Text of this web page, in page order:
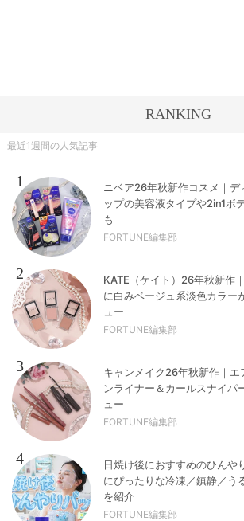
RANKING
最近1週間の人気記事
1
ニベア26年秋新作コスメ｜デ
ップの美容液タイプや2in1ボ
も
FORTUNE編集部
2
KATE（ケイト）26年秋新作
に白みベージュ系淡色カラー
ュー
FORTUNE編集部
3
キャンメイク26年秋新作｜エ
ンライナー＆カールスナイパ
ュー
FORTUNE編集部
4
日焼け後におすすめのひんや
にぴったりな冷凍／鎮静／う
を紹介
FORTUNE編集部